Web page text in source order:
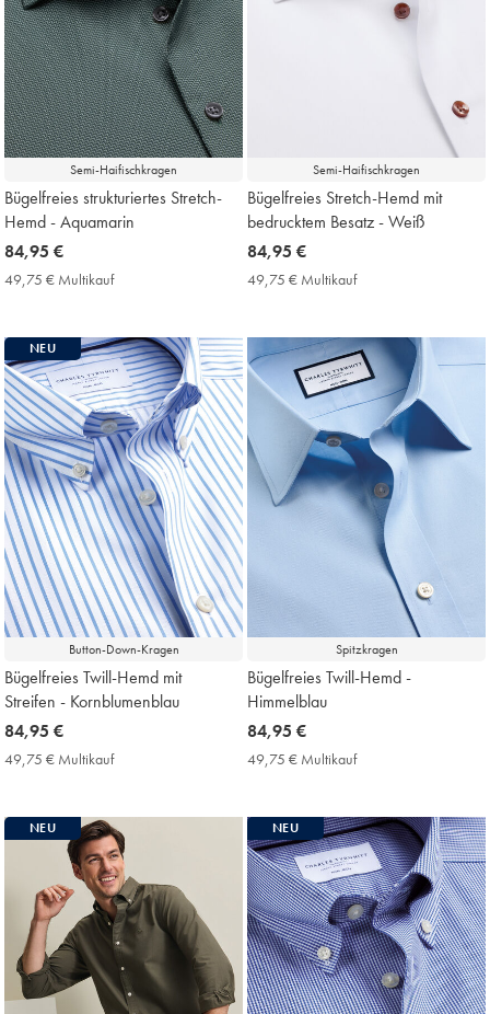
Semi-Haifischkragen
Bügelfreies strukturiertes Stretch-
Hemd - Aquamarin
now
84,95
84,95 €
49,75 € Multikauf49,75
Price
Semi-Haifischkragen
Bügelfreies Stretch-Hemd mit
bedrucktem Besatz - Weiß
now
84,95
84,95 €
49,75 € Multikauf49,75
Price
Button-Down-Kragen
NEU
Bügelfreies Twill-Hemd mit
Streifen - Kornblumenblau
now
84,95
84,95 €
49,75 € Multikauf49,75
Price
Spitzkragen
Bügelfreies Twill-Hemd -
Himmelblau
now
84,95
84,95 €
49,75 € Multikauf49,75
Price
NEU NEU